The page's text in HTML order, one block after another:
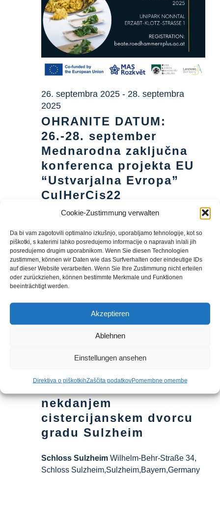
Cookie-Zustimmung verwalten
Da bi vam zagotovili optimalno izkušnjo, uporabljamo tehnologije, kot so
piškotki, s katerimi lahko posredujemo informacije o napravah in/ali jih
posredujemo drugim uporabnikom. Wenn Sie diesen Technologien
zustimmen, können wir Daten wie das Surfverhalten oder eindeutige IDs
auf dieser Website verarbeiten. Wenn Sie Ihre Zustimmung nicht erteilen
oder zurückziehen, können bestimmte Merkmale und Funktionen
beeinträchtigt werden.
Akzeptieren
Ablehnen
Einstellungen ansehen
Direktiva o piškotkihZaščita podatkovPomembne omembe
26. septembra 2025 - 28. septembra
2025
OHRANITE DATUM:
26.-28. september
Mednarodna zaključna
konferenca projekta EU
“Ustvarjalna Evropa”
CulHerCis22
april 2026
pon
6
6. aprila um 11:30-15:30
Velikonočni bife v
nekdanjem
cistercijanskem dvorcu
na gradu Sulzheim
25
nekdanjem
cistercijanskem dvorcu
gradu Sulzheim
Schloss Sulzheim Wilhelm-Behr-Straße 34,
Schloss Sulzheim,Sulzheim,Bayern,Germany